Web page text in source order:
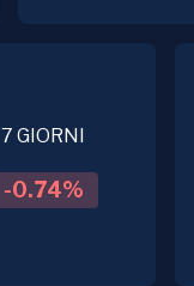
7 GIORNI
-0.74%